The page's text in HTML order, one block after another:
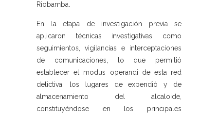
Riobamba.
En la etapa de investigación previa se
aplicaron técnicas investigativas como
seguimientos, vigilancias e interceptaciones
de comunicaciones, lo que permitió
establecer el modus operandi de esta red
delictiva, los lugares de expendió y de
almacenamiento del alcaloide,
constituyéndose en los principales